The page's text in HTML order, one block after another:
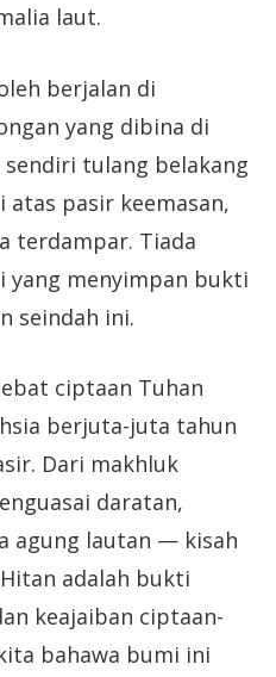
laut.
berjalan di
yang dibina di
tulang belakang
atas pasir keemasan,
terdampar. Tiada
menyimpan bukti
seindah ini.
ciptaan Tuhan
berjuta-juta tahun
Dari makhluk
daratan,
agung lautan — kisah
adalah bukti
keajaiban ciptaan-
bahawa bumi ini